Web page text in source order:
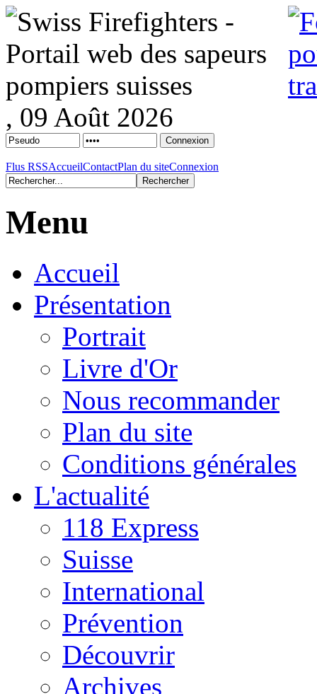
, 09 Août 2026
Flus RSSAccueilContactPlan du siteConnexion
Menu
Accueil
Présentation
Portrait
Livre d'Or
Nous recommander
Plan du site
Conditions générales
L'actualité
118 Express
Suisse
International
Prévention
Découvrir
Archives